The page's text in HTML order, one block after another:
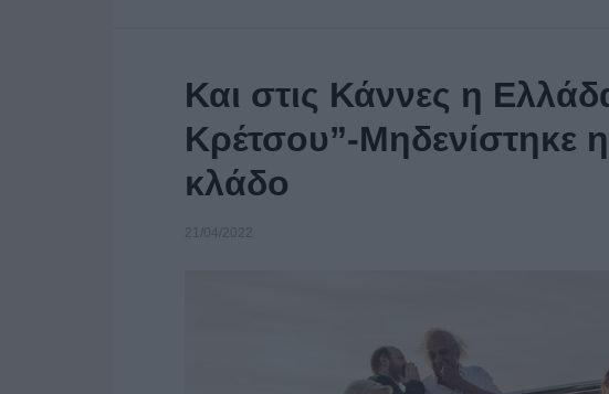
Και στις Κάννες η
Κρέτσου”-Μηδενίστηκε
κλάδο
21/04/2022